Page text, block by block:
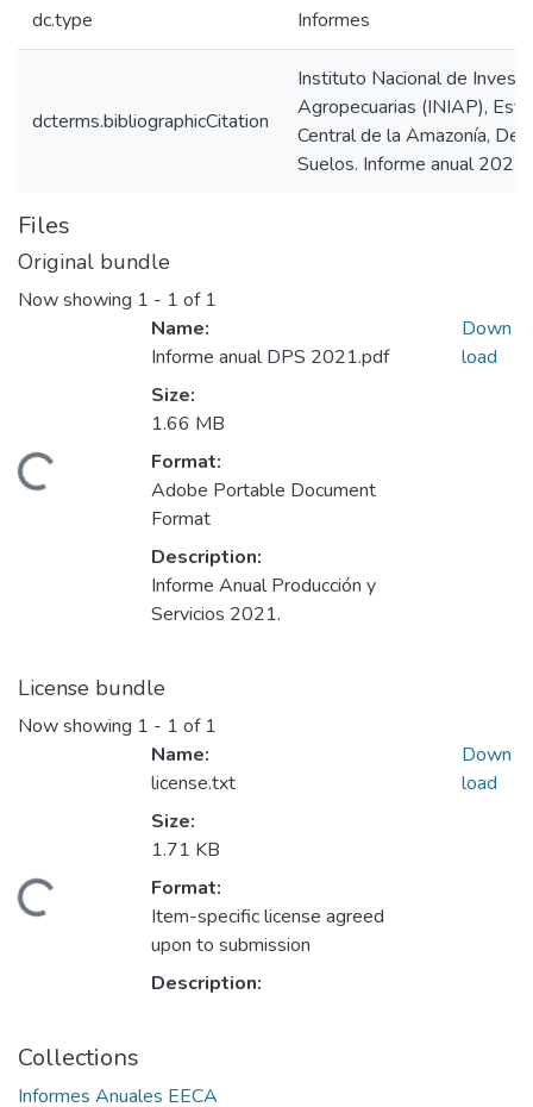
dc.type Informes
dcterms.bibliographicCitation
Instituto Nacional de
Agropecuarias (INIAP),
Central de la Amazonía,
Suelos. Informe anual
Files
Original bundle
Now showing 1 - 1 of 1
Loading...
Name:
Informe anual DPS 2021.pdf
Size:
1.66 MB
Format:
Adobe Portable Document
Format
Description:
Informe Anual Producción y
Servicios 2021.
Down
load
License bundle
Now showing 1 - 1 of 1
Loading...
Name:
license.txt
Size:
1.71 KB
Format:
Item-specific license agreed
upon to submission
Description:
Down
load
Collections
Informes Anuales EECA